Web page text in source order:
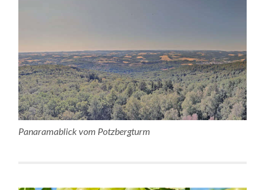
Panaramablick vom Potzbergturm